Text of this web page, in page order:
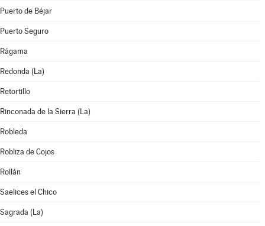
Puerto de Béjar
Puerto Seguro
Rágama
Redonda (La)
Retortillo
Rinconada de la Sierra (La)
Robleda
Robliza de Cojos
Rollán
Saelices el Chico
Sagrada (La)